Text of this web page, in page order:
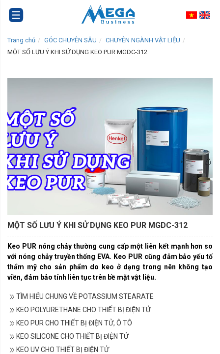
Trang chủ GÓC CHUYÊN SÂU
CHUYÊN NGÀNH VẬT LIỆU
MỘT SỐ LƯU Ý KHI SỬ DỤNG KEO PUR MGDC-312
MỘT SỐ LƯU Ý KHI SỬ DỤNG KEO PUR MGDC-312
Keo PUR nóng chảy thường cung cấp một liên kết mạnh hơn so
với nóng chảy truyền thống EVA. Keo PUR cũng đảm bảo yếu tố
thẩm mỹ cho sản phẩm do keo ở dạng trong nên không tạo
viền, đảm bảo tính liên tục trên bề mặt vật liệu.
TÌM HIỂU CHUNG VỀ POTASSIUM STEARATE
KEO POLYURETHANE CHO THIẾT BỊ ĐIỆN TỬ
KEO PUR CHO THIẾT BỊ ĐIỆN TỬ, Ô TÔ
KEO SILICONE CHO THIẾT BỊ ĐIỆN TỬ
KEO UV CHO THIẾT BỊ ĐIỆN TỬ